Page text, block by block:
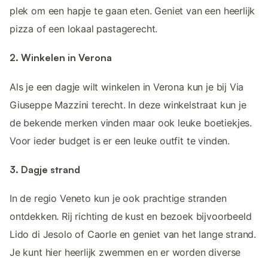
plek om een hapje te gaan eten. Geniet van een heerlijk
pizza of een lokaal pastagerecht.
2. Winkelen in Verona
Als je een dagje wilt winkelen in Verona kun je bij Via
Giuseppe Mazzini terecht. In deze winkelstraat kun je
de bekende merken vinden maar ook leuke boetiekjes.
Voor ieder budget is er een leuke outfit te vinden.
3. Dagje strand
In de regio Veneto kun je ook prachtige stranden
ontdekken. Rij richting de kust en bezoek bijvoorbeeld
Lido di Jesolo of Caorle en geniet van het lange strand.
Je kunt hier heerlijk zwemmen en er worden diverse